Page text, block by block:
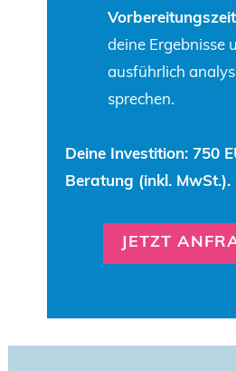
Vorbereitungszeit
deine Ergebnisse
ausführlich
sprechen.
Deine Investition: 750
Beratung (inkl. MwSt.).
JETZT